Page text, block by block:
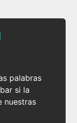
palabras
si la
nuestras